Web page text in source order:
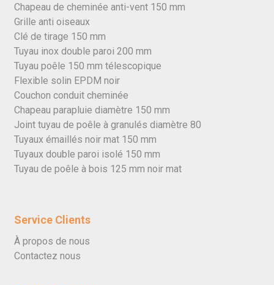
Chapeau de cheminée anti-vent 150 mm
Grille anti oiseaux
Clé de tirage 150 mm
Tuyau inox double paroi 200 mm
Tuyau poêle 150 mm télescopique
Flexible solin EPDM noir
Couchon conduit cheminée
Chapeau parapluie diamètre 150 mm
Joint tuyau de poêle à granulés diamètre 80
Tuyaux émaillés noir mat 150 mm
Tuyaux double paroi isolé 150 mm
Tuyau de poêle à bois 125 mm noir mat
Service Clients
À propos de nous
Contactez nous